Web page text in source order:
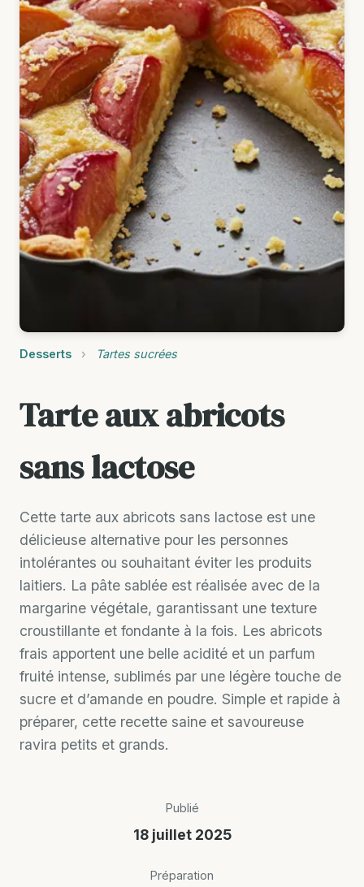
Desserts › Tartes sucrées
Tarte aux abricots
sans lactose
Cette tarte aux abricots sans lactose est une
délicieuse alternative pour les personnes
intolérantes ou souhaitant éviter les produits
laitiers. La pâte sablée est réalisée avec de la
margarine végétale, garantissant une texture
croustillante et fondante à la fois. Les abricots
frais apportent une belle acidité et un parfum
fruité intense, sublimés par une légère touche de
sucre et d’amande en poudre. Simple et rapide à
préparer, cette recette saine et savoureuse
ravira petits et grands.
Publié
18 juillet 2025
Préparation